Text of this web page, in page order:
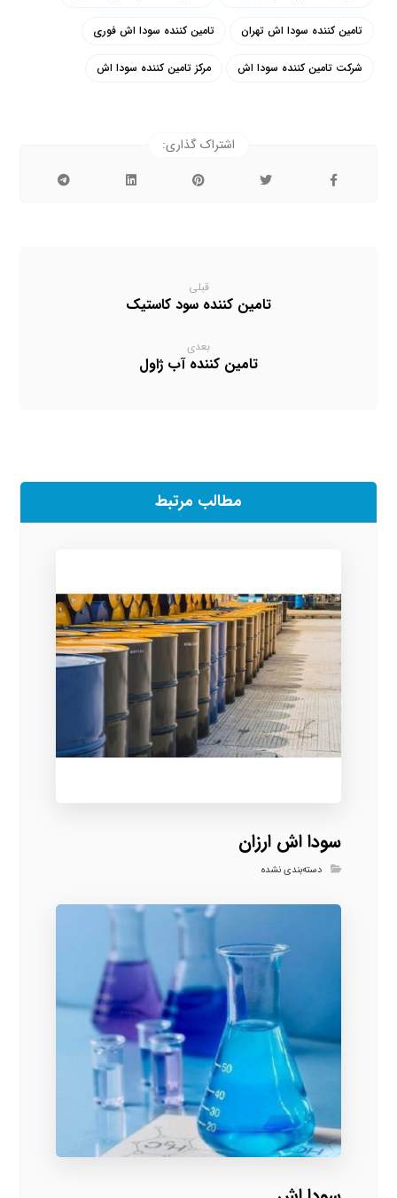
تامین کننده سودا اش تهران تامین کننده سودا اش فوری
شرکت تامین کننده سودا اش مرکز تامین کننده سودا اش
قبلی
تامین کننده سود کاستیک
بعدی
تامین کننده آب ژاول
مطالب مرتبط
سودا اش ارزان
دسته‌بندی نشده